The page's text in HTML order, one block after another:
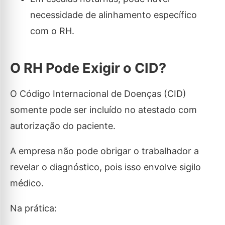
necessidade de alinhamento específico
com o RH.
O RH Pode Exigir o CID?
O Código Internacional de Doenças (CID)
somente pode ser incluído no atestado com
autorização do paciente.
A empresa não pode obrigar o trabalhador a
revelar o diagnóstico, pois isso envolve sigilo
médico.
Na prática: